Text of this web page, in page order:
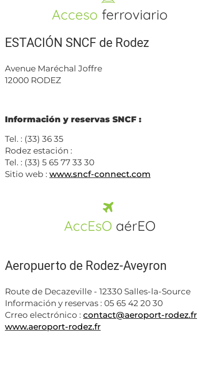
Acceso ferroviario
ESTACIÓN SNCF de Rodez
Avenue Maréchal Joffre
12000 RODEZ
Información y reservas SNCF :
Tel. : (33) 36 35
Rodez estación :
Tel. : (33) 5 65 77 33 30
Sitio web : www.sncf-connect.com
AccEsO aérEO
Aeropuerto de Rodez-Aveyron
Route de Decazeville - 12330 Salles-la-Source
Información y reservas : 05 65 42 20 30
Crreo electrónico : contact@aeroport-rodez.fr
www.aeroport-rodez.fr